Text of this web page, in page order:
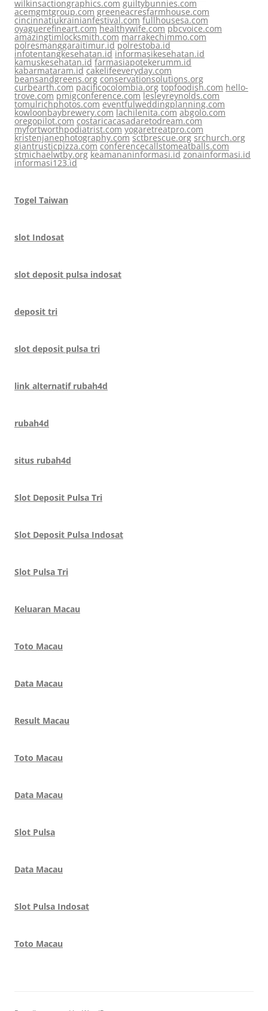
wilkinsactiongraphics.com guiltybunnies.com
acemgmtgroup.com greeneacresfarmhouse.com
cincinnatiukrainianfestival.com fullhousesa.com
oyaguerefineart.com healthywife.com pbcvoice.com
amazingtimlocksmith.com marrakechimmo.com
polresmanggaraitimur.id polrestoba.id
infotentangkesehatan.id informasikesehatan.id
kamuskesehatan.id farmasiapotekerumm.id
kabarmataram.id cakelifeeveryday.com
beansandgreens.org conservationsolutions.org
curbearth.com pacificocolombia.org topfoodish.com hello-
trove.com pmigconference.com lesleyreynolds.com
tomulrichphotos.com eventfulweddingplanning.com
kowloonbaybrewery.com lachilenita.com abgolo.com
oregopilot.com costaricacasadaretodream.com
myfortworthpodiatrist.com yogaretreatpro.com
kristenjanephotography.com sctbrescue.org srchurch.org
giantrusticpizza.com conferencecallstomeatballs.com
stmichaelwtby.org keamananinformasi.id zonainformasi.id
informasi123.id
Togel Taiwan
slot Indosat
slot deposit pulsa indosat
deposit tri
slot deposit pulsa tri
link alternatif rubah4d
rubah4d
situs rubah4d
Slot Deposit Pulsa Tri
Slot Deposit Pulsa Indosat
Slot Pulsa Tri
Keluaran Macau
Toto Macau
Data Macau
Result Macau
Toto Macau
Data Macau
Slot Pulsa
Data Macau
Slot Pulsa Indosat
Toto Macau